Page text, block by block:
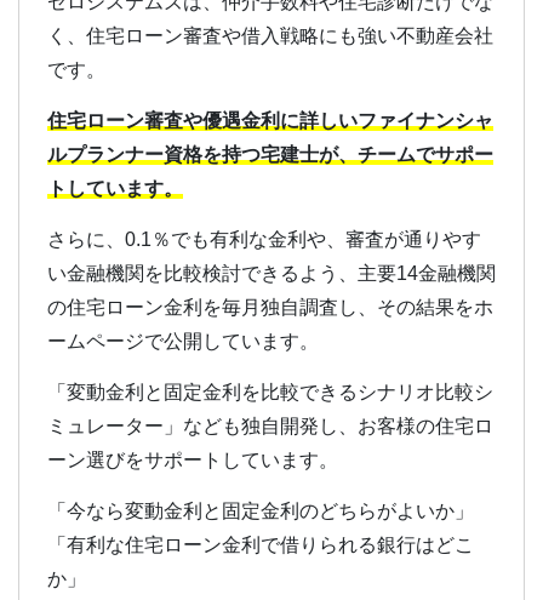
く、住宅ローン審査や借入戦略にも強い不動産会社
です。
住宅ローン審査や優遇金利に詳しいファイナンシャ
ルプランナー資格を持つ宅建士が、チームでサポー
トしています。
さらに、0.1％でも有利な金利や、審査が通りやす
い金融機関を比較検討できるよう、主要14金融機関
の住宅ローン金利を毎月独自調査し、その結果をホ
ームページで公開しています。
「変動金利と固定金利を比較できるシナリオ比較シ
ミュレーター」なども独自開発し、お客様の住宅ロ
ーン選びをサポートしています。
「今なら変動金利と固定金利のどちらがよいか」
「有利な住宅ローン金利で借りられる銀行はどこ
か」